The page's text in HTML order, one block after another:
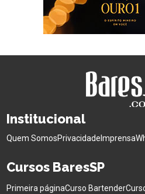
Institucional
Quem SomosPrivacidade Imprensa
Cursos BaresSP
Primeira páginaCurso Bartender